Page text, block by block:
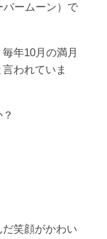
パームーン）で
年10月の満月
われていま
笑顔がかわい